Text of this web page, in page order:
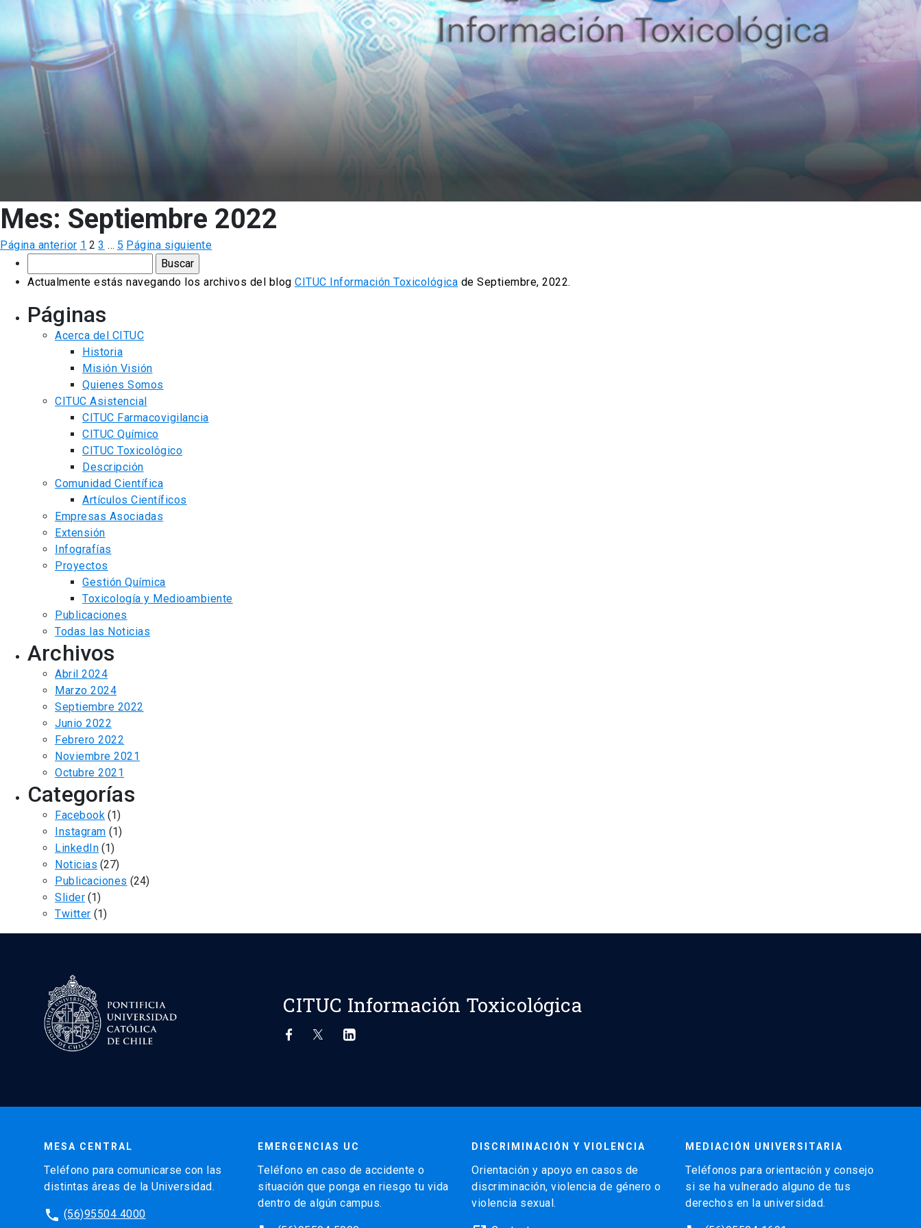
Mes: Septiembre 2022
Navegación
de
entradas
Página anterior Página
1 Página
2 Página
3 … Página
5 Página siguiente
por:
Actualmente estás navegando los archivos del blog CITUC Información Toxicológica de Septiembre, 2022.
Páginas
Acerca del CITUC
Historia
Misión Visión
Quienes Somos
CITUC Asistencial
CITUC Farmacovigilancia
CITUC Químico
CITUC Toxicológico
Descripción
Comunidad Científica
Artículos Científicos
Empresas Asociadas
Extensión
Infografías
Proyectos
Gestión Química
Toxicología y Medioambiente
Publicaciones
Todas las Noticias
Archivos
Abril 2024
Marzo 2024
Septiembre 2022
Junio 2022
Febrero 2022
Noviembre 2021
Octubre 2021
Categorías
Facebook (1)
Instagram (1)
LinkedIn (1)
Noticias (27)
Publicaciones (24)
Slider (1)
Twitter (1)
CITUC Información Toxicológica
MESA CENTRAL
Teléfono para comunicarse con las
distintas áreas de la Universidad.
phone (56)95504 4000
EMERGENCIAS UC
Teléfono en caso de accidente o
situación que ponga en riesgo tu vida
dentro de algún campus.
DISCRIMINACIÓN Y VIOLENCIA
Orientación y apoyo en casos de
discriminación, violencia de género o
violencia sexual.
MEDIACIÓN UNIVERSITARIA
Teléfonos para orientación y consejo
si se ha vulnerado alguno de tus
derechos en la universidad.